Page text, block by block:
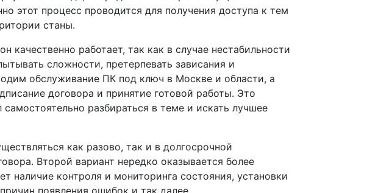
этот процесс проводится для получения доступа к тем
станы.
качественно работает, так как в случае нестабильности
сложности, претерпевать зависания и
обслуживание ПК под ключ в Москве и области, а
договора и принятие готовой работы. Это
разбираться в теме и искать лучшее
как разово, так и в долгосрочной
Второй вариант нередко оказывается более
наличие контроля и мониторинга состояния, установки
появления ошибок и так далее.